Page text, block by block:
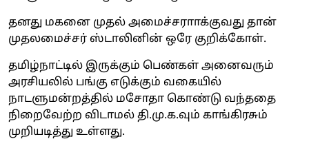
தனது மகனை முதல் அமைச்சராாக்குவது தான்
முதலமைச்சர் ஸ்டாலினின் ஒரே குறிக்கோள்.
தமிழ்நாட்டில் இருக்கும் பெண்கள் அனைவரும்
அரசியலில் பங்கு எடுக்கும் வகையில்
நாடளுமன்றத்தில் மசோதா கொண்டு வந்ததை
நிறைவேற்ற விடாமல் தி.மு.க.வும் காங்கிரசும்
முறியடித்து உள்ளது.